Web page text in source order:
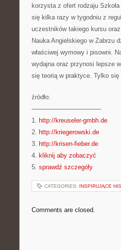
korzysta z ofert rodzaju
się kilka razy w tygodniu z
uczestników takiego kursu
Nauka Angielskiego w Zabrzu
właściwej wymowy i pisowni.
wydajna oraz przynosi lepsze
się teorią w praktyce. Tylko się
źródło:
———————————
1. http://kreuseler-gmbh.de
2. http://kriegerowski.de
3. http://krisen-fieber.de
4. kliknij aby zobaczyć
5. sprawdź szczegóły
CATEGORIES: INSPIRUJĄCE
Comments are closed.